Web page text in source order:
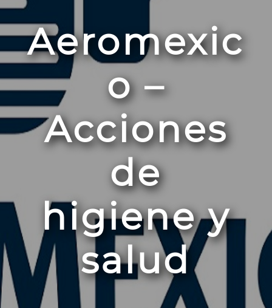
Aeromexic
o –
Acciones
de
higiene y
salud